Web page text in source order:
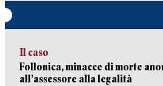
Il caso
Follonica, minacce di morte
all’assessore alla legalità